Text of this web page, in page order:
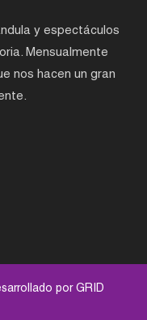
y espectáculos
Mensualmente
nos hacen un gran
porGRID